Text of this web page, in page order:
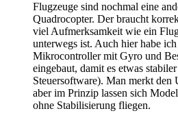
Flugzeuge sind nochmal eine
Quadrocopter. Der braucht
viel Aufmerksamkeit wie ein
unterwegs ist. Auch hier habe
Mikrocontroller mit Gyro und
eingebaut, damit es etwas
Steuersoftware). Man merkt den
aber im Prinzip lassen sich
ohne Stabilisierung fliegen.